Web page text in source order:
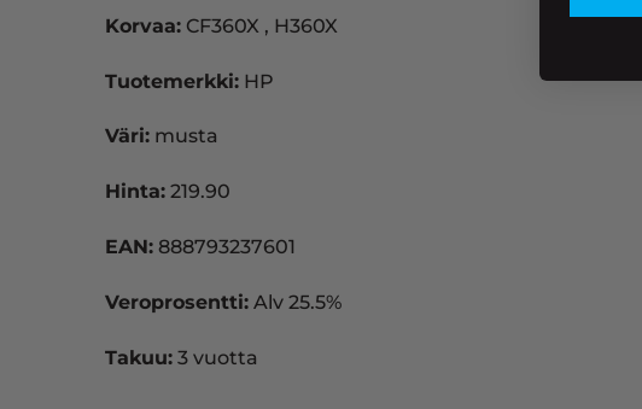
Korvaa: CF360X , H360X
Tuotemerkki: HP
Väri: musta
Hinta: 219.90
EAN: 888793237601
Veroprosentti: Alv 25.5%
Takuu: 3 vuotta